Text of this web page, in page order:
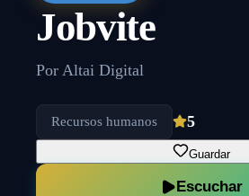
Jobvite
Por Altai Digital
Recursos humanos 5
Guardar
Escuchar